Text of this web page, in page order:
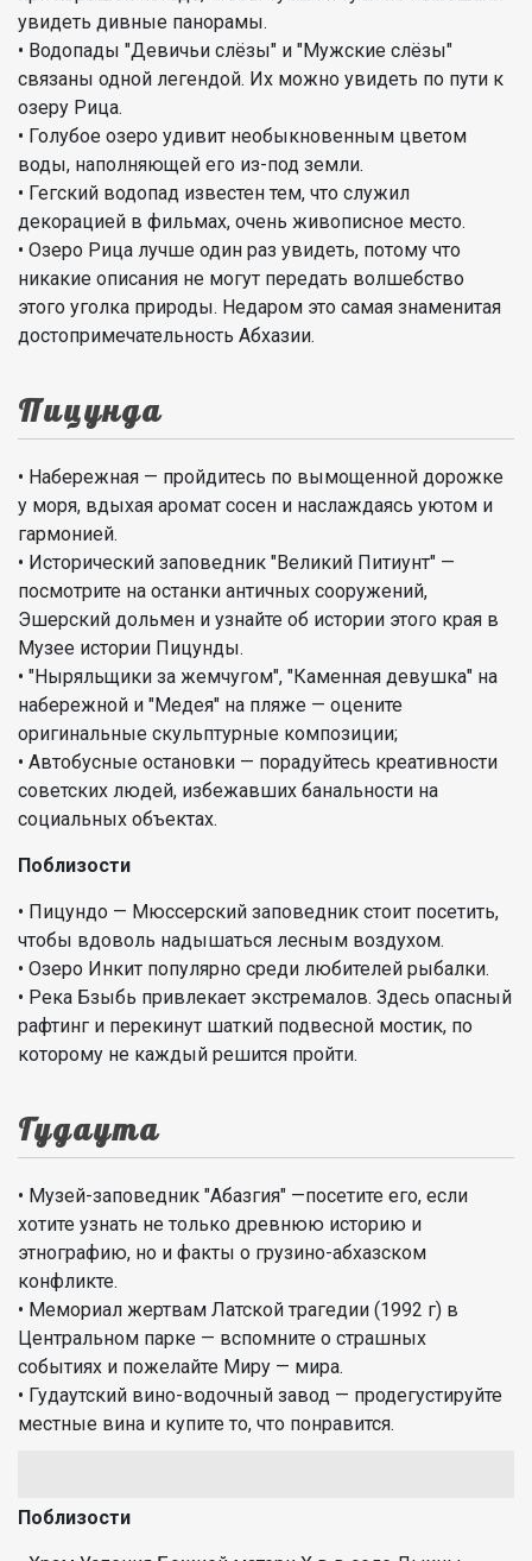
увидеть дивные панорамы.
• Водопады "Девичьи слёзы" и "Мужские слёзы"
связаны одной легендой. Их можно увидеть по пути к
озеру Рица.
• Голубое озеро удивит необыкновенным цветом
воды, наполняющей его из-под земли.
• Гегский водопад известен тем, что служил
декорацией в фильмах, очень живописное место.
• Озеро Рица лучше один раз увидеть, потому что
никакие описания не могут передать волшебство
этого уголка природы. Недаром это самая знаменитая
достопримечательность Абхазии.
Пицунда
• Набережная — пройдитесь по вымощенной дорожке
у моря, вдыхая аромат сосен и наслаждаясь уютом и
гармонией.
• Исторический заповедник "Великий Питиунт" —
посмотрите на останки античных сооружений,
Эшерский дольмен и узнайте об истории этого края в
Музее истории Пицунды.
• "Ныряльщики за жемчугом", "Каменная девушка" на
набережной и "Медея" на пляже — оцените
оригинальные скульптурные композиции;
• Автобусные остановки — порадуйтесь креативности
советских людей, избежавших банальности на
социальных объектах.
Поблизости
• Пицундо — Мюссерский заповедник стоит посетить,
чтобы вдоволь надышаться лесным воздухом.
• Озеро Инкит популярно среди любителей рыбалки.
• Река Бзыбь привлекает экстремалов. Здесь опасный
рафтинг и перекинут шаткий подвесной мостик, по
которому не каждый решится пройти.
Гудаута
• Музей-заповедник "Абазгия" —посетите его, если
хотите узнать не только древнюю историю и
этнографию, но и факты о грузино-абхазском
конфликте.
• Мемориал жертвам Латской трагедии (1992 г) в
Центральном парке — вспомните о страшных
событиях и пожелайте Миру — мира.
• Гудаутский вино-водочный завод — продегустируйте
местные вина и купите то, что понравится.
Поблизости